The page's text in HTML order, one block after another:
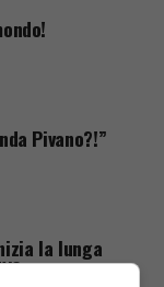
Pivano?!”
la lunga